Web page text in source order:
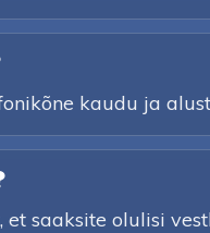
kaudu ja
et saaksite olulisi